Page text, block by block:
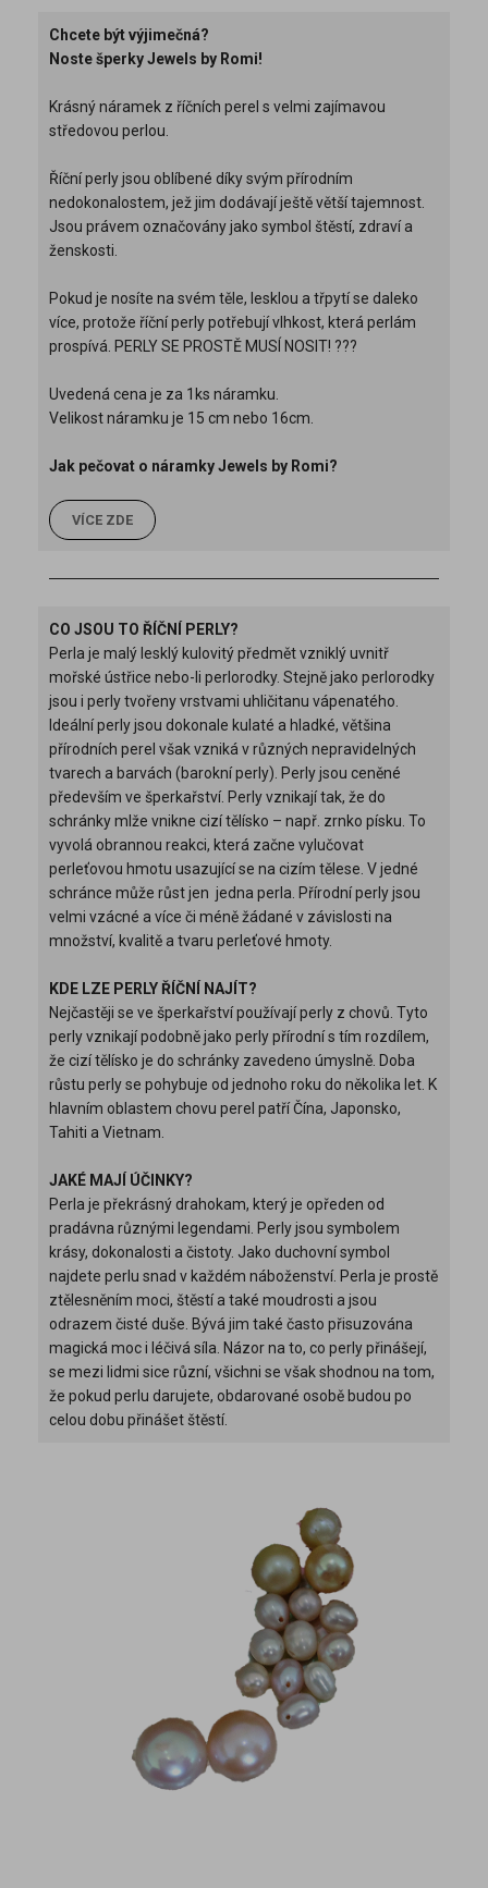
Chcete být výjimečná?
Noste šperky Jewels by Romi!
Krásný náramek z říčních perel s velmi zajímavou
středovou perlou.
Říční perly jsou oblíbené díky svým přírodním
nedokonalostem, jež jim dodávají ještě větší tajemnost.
Jsou právem označovány jako symbol štěstí, zdraví a
ženskosti.
Pokud je nosíte na svém těle, lesklou a třpytí se daleko
více, protože říční perly potřebují vlhkost, která perlám
prospívá. PERLY SE PROSTĚ MUSÍ NOSIT! ???
Uvedená cena je za 1ks náramku.
Velikost náramku je 15 cm nebo 16cm.
Jak pečovat o náramky Jewels by Romi?
VÍCE ZDE
CO JSOU TO ŘÍČNÍ PERLY?
Perla je malý lesklý kulovitý předmět vzniklý uvnitř
mořské ústřice nebo-li perlorodky. Stejně jako perlorodky
jsou i perly tvořeny vrstvami uhličitanu vápenatého.
Ideální perly jsou dokonale kulaté a hladké, většina
přírodních perel však vzniká v různých nepravidelných
tvarech a barvách (barokní perly). Perly jsou ceněné
především ve šperkařství. Perly vznikají tak, že do
schránky mlže vnikne cizí tělísko – např. zrnko písku. To
vyvolá obrannou reakci, která začne vylučovat
perleťovou hmotu usazující se na cizím tělese. V jedné
schránce může růst jen jedna perla. Přírodní perly jsou
velmi vzácné a více či méně žádané v závislosti na
množství, kvalitě a tvaru perleťové hmoty.
KDE LZE PERLY ŘÍČNÍ NAJÍT?
Nejčastěji se ve šperkařství používají perly z chovů. Tyto
perly vznikají podobně jako perly přírodní s tím rozdílem,
že cizí tělísko je do schránky zavedeno úmyslně. Doba
růstu perly se pohybuje od jednoho roku do několika let. K
hlavním oblastem chovu perel patří Čína, Japonsko,
Tahiti a Vietnam.
JAKÉ MAJÍ ÚČINKY?
Perla je překrásný drahokam, který je opředen od
pradávna různými legendami. Perly jsou symbolem
krásy, dokonalosti a čistoty. Jako duchovní symbol
najdete perlu snad v každém náboženství. Perla je prostě
ztělesněním moci, štěstí a také moudrosti a jsou
odrazem čisté duše. Bývá jim také často přisuzována
magická moc i léčivá síla. Názor na to, co perly přinášejí,
se mezi lidmi sice různí, všichni se však shodnou na tom,
že pokud perlu darujete, obdarované osobě budou po
celou dobu přinášet štěstí.